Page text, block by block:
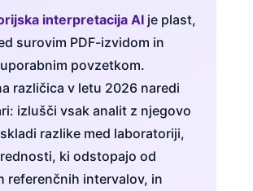
interpretacija AI je plast,
surovim PDF-izvidom in
povzetkom.
različica v letu 2026 naredi
izlušči vsak analit z njegovo
razlike med laboratoriji,
ki odstopajo od
referenčnih intervalov, in